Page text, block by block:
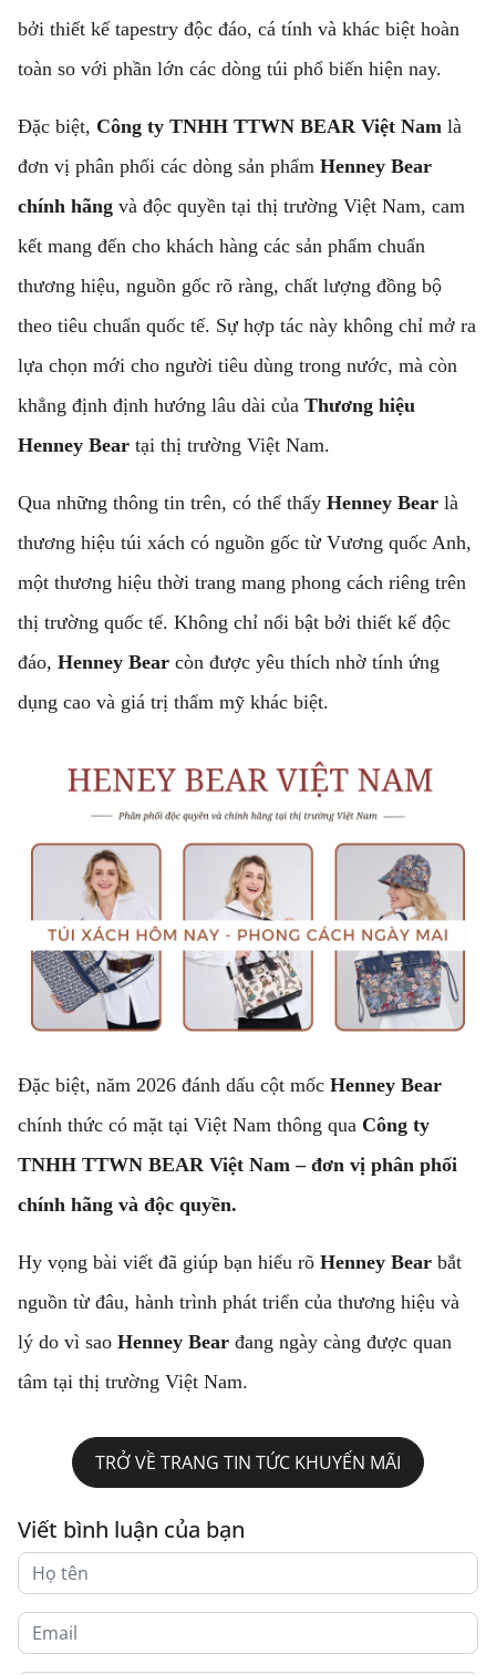
bởi thiết kế tapestry độc đáo, cá tính và khác biệt hoàn
toàn so với phần lớn các dòng túi phổ biến hiện nay.
Đặc biệt, Công ty TNHH TTWN BEAR Việt Nam là
đơn vị phân phối các dòng sản phẩm Henney Bear
chính hãng và độc quyền tại thị trường Việt Nam, cam
kết mang đến cho khách hàng các sản phẩm chuẩn
thương hiệu, nguồn gốc rõ ràng, chất lượng đồng bộ
theo tiêu chuẩn quốc tế. Sự hợp tác này không chỉ mở ra
lựa chọn mới cho người tiêu dùng trong nước, mà còn
khẳng định định hướng lâu dài của Thương hiệu
Henney Bear tại thị trường Việt Nam.
Qua những thông tin trên, có thể thấy Henney Bear là
thương hiệu túi xách có nguồn gốc từ Vương quốc Anh,
một thương hiệu thời trang mang phong cách riêng trên
thị trường quốc tế. Không chỉ nổi bật bởi thiết kế độc
đáo, Henney Bear còn được yêu thích nhờ tính ứng
dụng cao và giá trị thẩm mỹ khác biệt.
Đặc biệt, năm 2026 đánh dấu cột mốc Henney Bear
chính thức có mặt tại Việt Nam thông qua Công ty
TNHH TTWN BEAR Việt Nam – đơn vị phân phối
chính hãng và độc quyền.
Hy vọng bài viết đã giúp bạn hiểu rõ Henney Bear bắt
nguồn từ đâu, hành trình phát triển của thương hiệu và
lý do vì sao Henney Bear đang ngày càng được quan
tâm tại thị trường Việt Nam.
TRỞ VỀ TRANG TIN TỨC KHUYẾN MÃI
Viết bình luận của bạn